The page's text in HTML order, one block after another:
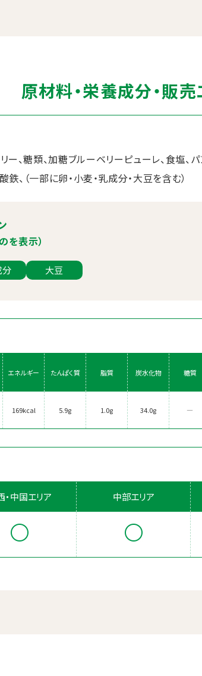
原材料・栄養成分・販売
ー、糖類、加糖ブルーベリーピューレ、食塩、
、（一部に卵・小麦・乳成分・大豆を含む）
を表示）
分 大豆
エネルギー たんぱく質 脂質 炭水化物 糖質
169kcal 5.9g 1.0g 34.0g ―
・中国エリア 中部エリア